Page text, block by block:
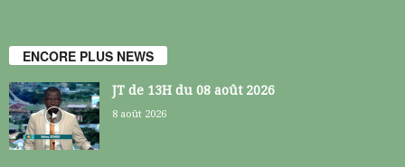
ENCORE PLUS NEWS
JT de 13H du 08 août 2026
8 août 2026